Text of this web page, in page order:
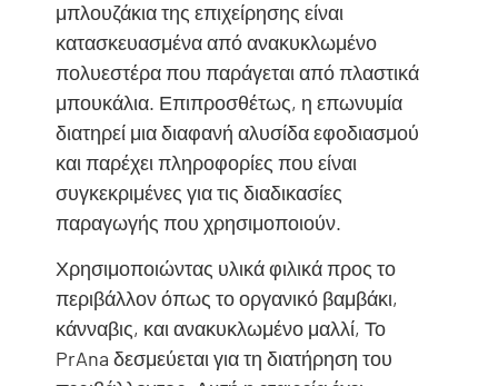
μπλουζάκια της επιχείρησης είναι
κατασκευασμένα από ανακυκλωμένο
πολυεστέρα που παράγεται από πλαστικά
μπουκάλια. Επιπροσθέτως, η επωνυμία
διατηρεί μια διαφανή αλυσίδα εφοδιασμού
και παρέχει πληροφορίες που είναι
συγκεκριμένες για τις διαδικασίες
παραγωγής που χρησιμοποιούν.
Χρησιμοποιώντας υλικά φιλικά προς το
περιβάλλον όπως το οργανικό βαμβάκι,
κάνναβις, και ανακυκλωμένο μαλλί, Το
PrAna δεσμεύεται για τη διατήρηση του